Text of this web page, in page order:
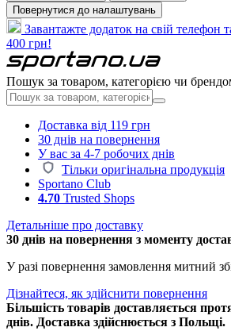
Повернутися до налаштувань
Завантажте додаток на свій телефон
400 грн!
Пошук за товаром, категорією чи
Доставка від 119 грн
30 днів на повернення
У вас за 4-7 робочих днів
Тільки оригінальна продукція
Sportano Club
4.70 Trusted Shops
Детальніше про доставку
30 днів на повернення з моменту
У разі повернення замовлення митний
Дізнайтеся, як здійснити повернення
Більшість товарів доставляється
днів. Доставка здійснюється з Польщі.